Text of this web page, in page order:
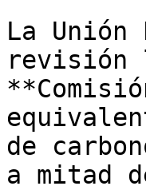
La Unión
revisión
de
a mitad